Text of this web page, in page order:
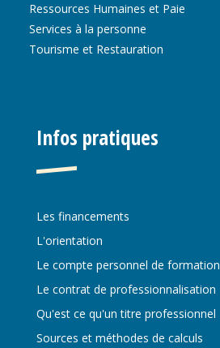
Ressources Humaines et Paie
Services à la personne
Tourisme et Restauration
Infos pratiques
Les financements
L'orientation
Le compte personnel de formation
Le contrat de professionnalisation
Qu'est ce qu'un titre professionnel
Sources et méthodes de calculs